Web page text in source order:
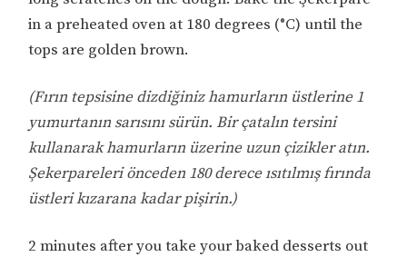
in a preheated oven at 180 degrees (°C) until the
tops are golden brown.
(Fırın tepsisine dizdiğiniz hamurların üstlerine 1
yumurtanın sarısını sürün. Bir çatalın tersini
kullanarak hamurların üzerine uzun çizikler atın.
Şekerpareleri önceden 180 derece ısıtılmış fırında
üstleri kızarana kadar pişirin.)
2 minutes after you take your baked desserts out